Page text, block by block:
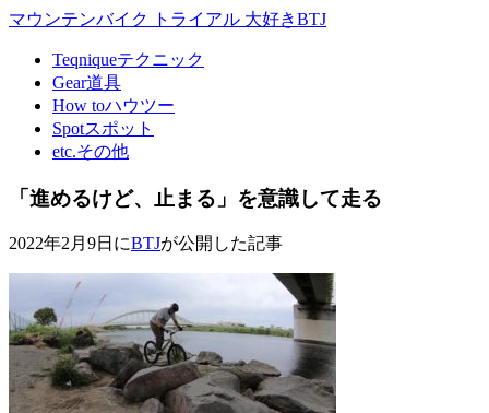
マウンテンバイク トライアル 大好きBTJ
Teqniqueテクニック
Gear道具
How toハウツー
Spotスポット
etc.その他
「進めるけど、止まる」を意識して走る
2022年2月9日にBTJが公開した記事